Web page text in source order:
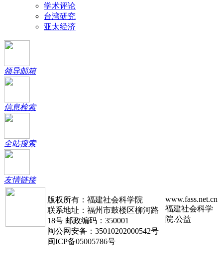
学术评论
台湾研究
亚太经济
领导邮箱
信息检索
全站搜索
友情链接
版权所有：福建社会科学院
联系地址：福州市鼓楼区柳河路
18号 邮政编码：350001
闽公网安备：35010202000542号
闽ICP备05005786号
www.fass.net.cn
福建社会科学
院.公益